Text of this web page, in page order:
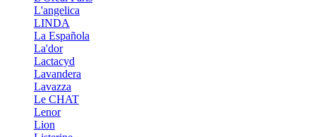
L'angelica
LINDA
La Española
La'dor
Lactacyd
Lavandera
Lavazza
Le CHAT
Lenor
Lion